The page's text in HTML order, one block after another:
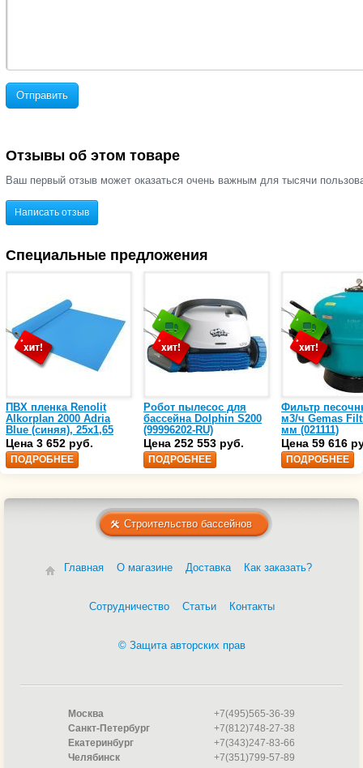
Отправить
Отзывы об этом товаре
Ваш первый отзыв может оказаться очень важным для тысячи
Написать отзыв
Специальные предложения
ПВХ пленка Renolit
Alkorplan 2000 Adria
Blue (синяя), 25х1,65
(35216203)
Цена 3 652 руб.
ПОДРОБНЕЕ
Робот пылесос для
бассейна Dolphin S200
(99996202-RU)
Цена 252 553 руб.
ПОДРОБНЕЕ
Фильтр
м3/ч Gemas
мм (021111)
Цена 59 616
ПОДРОБНЕЕ
Строительство бассейнов
Главная О магазине Доставка Как заказать?
Сотрудничество Статьи Контакты
© Защита авторских прав
Москва
+7(495)565-36-39
Санкт-Петербург
+7(812)748-27-38
Екатеринбург
+7(343)247-83-66
Челябинск
+7(351)799-57-89